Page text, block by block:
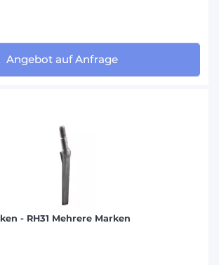
Angebot auf Anfrage
- RH31 Mehrere Marken